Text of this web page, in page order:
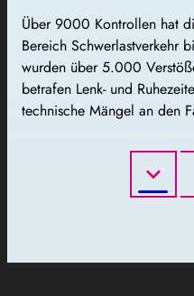
Über 9000 Kontrollen hat
Bereich Schwerlastverkehr
wurden über 5.000
betrafen Lenk- und
technische Mängel an den